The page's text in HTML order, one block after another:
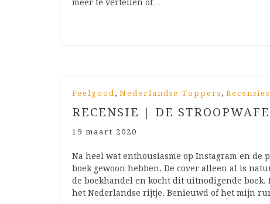
meer te vertellen of…
Feelgood, Nederlandse Toppers , Recensies
RECENSIE | DE
19 maart 2020
Na heel wat enthousiasme op Instagram en de
boek gewoon hebben. De cover alleen al is
de boekhandel en kocht dit uitnodigende
het Nederlandse rijtje. Benieuwd of het mijn